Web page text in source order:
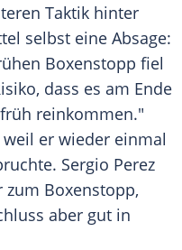
Taktik hinter
selbst eine Absage:
Boxenstopp fiel
dass es am Ende
reinkommen."
er wieder einmal
Sergio Perez
zum Boxenstopp,
aber gut in